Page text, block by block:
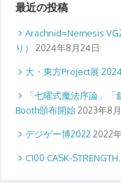
最近の投稿
Arachnid=Nemesis
り）
2024年8月24日
大・東方Project展 2024
「七曜式魔法序論」
Booth頒布開始 2023年8月
デジゲー博2022 2022
C100 CASK-